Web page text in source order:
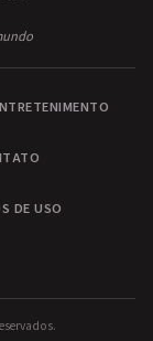
DE USO